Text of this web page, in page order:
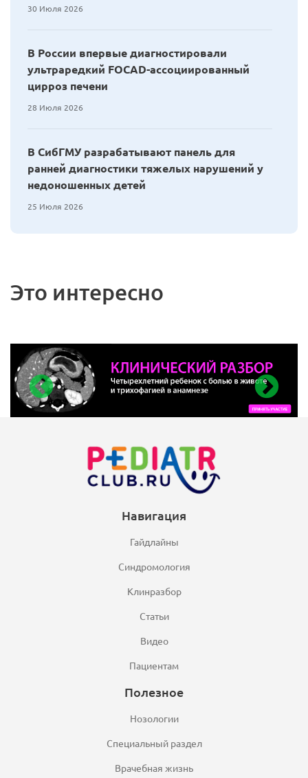
30 Июля 2026
В России впервые диагностировали
ультраредкий FOCAD-ассоциированный
цирроз печени
28 Июля 2026
В СибГМУ разрабатывают панель для
ранней диагностики тяжелых нарушений у
недоношенных детей
25 Июля 2026
Это интересно
Навигация
Гайдлайны
Синдромология
Клинразбор
Статьи
Видео
Пациентам
Полезное
Нозологии
Специальный раздел
Врачебная жизнь